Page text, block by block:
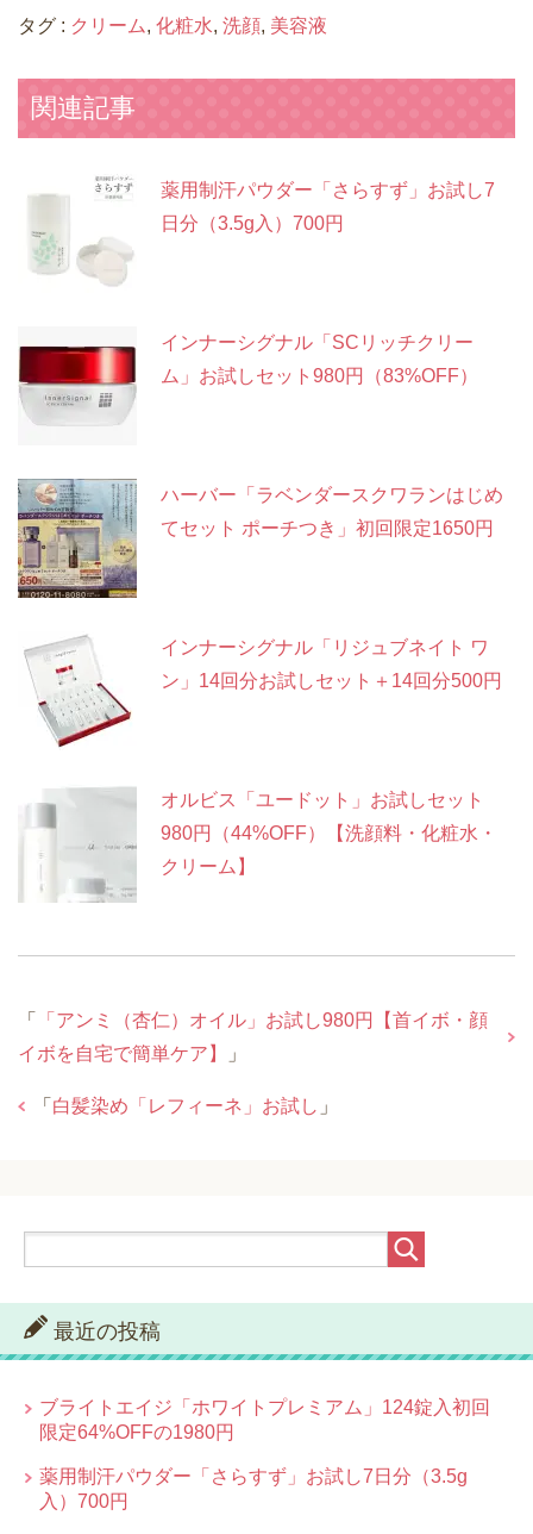
タグ : クリーム, 化粧水, 洗顔, 美容液
関連記事
薬用制汗パウダー「さらすず」お試し7
日分（3.5g入）700円
インナーシグナル「SCリッチクリー
ム」お試しセット980円（83%OFF）
ハーバー「ラベンダースクワランはじめ
てセット ポーチつき」初回限定1650円
インナーシグナル「リジュブネイト ワ
ン」14回分お試しセット＋14回分500円
オルビス「ユードット」お試しセット
980円（44%OFF）【洗顔料・化粧水・
クリーム】
「
「アンミ（杏仁）オイル」お試し980円【首イボ・顔
イボを自宅で簡単ケア】
」
「 白髪染め「レフィーネ」お試し 」
最近の投稿
ブライトエイジ「ホワイトプレミアム」124錠入初回
限定64%OFFの1980円
薬用制汗パウダー「さらすず」お試し7日分（3.5g
入）700円